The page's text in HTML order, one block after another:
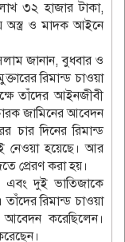
৩২ হাজার টাকা,
অস্ত্র ও মাদক আইনে
জানান, বুধবার ও
রিমান্ড চাওয়া
তাঁদের আইনজীবী
জামিনের আবেদন
দিনের রিমান্ড
নেওয়া হয়েছে। আর
প্রেরণ করা হয়।
এবং দুই ভাতিজাকে
রিমান্ড চাওয়া
করেছিলেন।